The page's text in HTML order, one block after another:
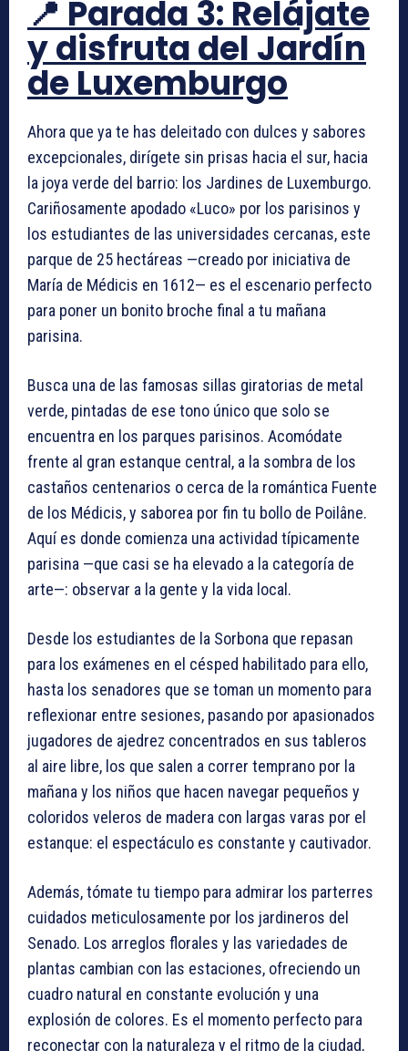
📍 Parada 3: Relájate
y disfruta del Jardín
de Luxemburgo
Ahora que ya te has deleitado con dulces y sabores
excepcionales, dirígete sin prisas hacia el sur, hacia
la joya verde del barrio: los Jardines de Luxemburgo.
Cariñosamente apodado «Luco» por los parisinos y
los estudiantes de las universidades cercanas, este
parque de 25 hectáreas —creado por iniciativa de
María de Médicis en 1612— es el escenario perfecto
para poner un bonito broche final a tu mañana
parisina.
Busca una de las famosas sillas giratorias de metal
verde, pintadas de ese tono único que solo se
encuentra en los parques parisinos. Acomódate
frente al gran estanque central, a la sombra de los
castaños centenarios o cerca de la romántica Fuente
de los Médicis, y saborea por fin tu bollo de Poilâne.
Aquí es donde comienza una actividad típicamente
parisina —que casi se ha elevado a la categoría de
arte—: observar a la gente y la vida local.
Desde los estudiantes de la Sorbona que repasan
para los exámenes en el césped habilitado para ello,
hasta los senadores que se toman un momento para
reflexionar entre sesiones, pasando por apasionados
jugadores de ajedrez concentrados en sus tableros
al aire libre, los que salen a correr temprano por la
mañana y los niños que hacen navegar pequeños y
coloridos veleros de madera con largas varas por el
estanque: el espectáculo es constante y cautivador.
Además, tómate tu tiempo para admirar los parterres
cuidados meticulosamente por los jardineros del
Senado. Los arreglos florales y las variedades de
plantas cambian con las estaciones, ofreciendo un
cuadro natural en constante evolución y una
explosión de colores. Es el momento perfecto para
reconectar con la naturaleza y el ritmo de la ciudad,